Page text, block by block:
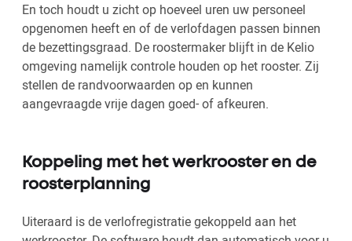
En toch houdt u zicht op hoeveel uren uw personeel
opgenomen heeft en of de verlofdagen passen binnen
de bezettingsgraad. De roostermaker blijft in de Kelio
omgeving namelijk controle houden op het rooster. Zij
stellen de randvoorwaarden op en kunnen
aangevraagde vrije dagen goed- of afkeuren.
Koppeling met het werkrooster en de
roosterplanning
Uiteraard is de verlofregistratie gekoppeld aan het